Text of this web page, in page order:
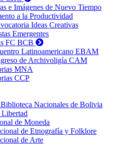
e Imágenes de Nuevo Tiempo
a la Productividad
Ideas Creativas
Emergentes
FC BCB
Latinoamericano EBAM
de Archivoligía CAM
MNA
CCP
Nacionales de Bolivia
Libertad
de Moneda
de Etnografía y Folklore
de Arte